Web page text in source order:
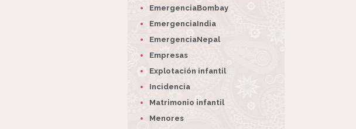
EmergenciaBombay
EmergenciaIndia
EmergenciaNepal
Empresas
Explotación infantil
Incidencia
Matrimonio infantil
Menores